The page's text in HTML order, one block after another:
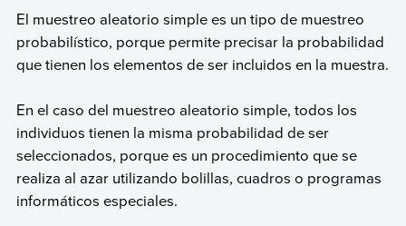
El muestreo aleatorio simple es un tipo de muestreo
probabilístico, porque permite precisar la probabilidad
que tienen los elementos de ser incluidos en la muestra.
En el caso del muestreo aleatorio simple, todos los
individuos tienen la misma probabilidad de ser
seleccionados, porque es un procedimiento que se
realiza al azar utilizando bolillas, cuadros o programas
informáticos especiales.